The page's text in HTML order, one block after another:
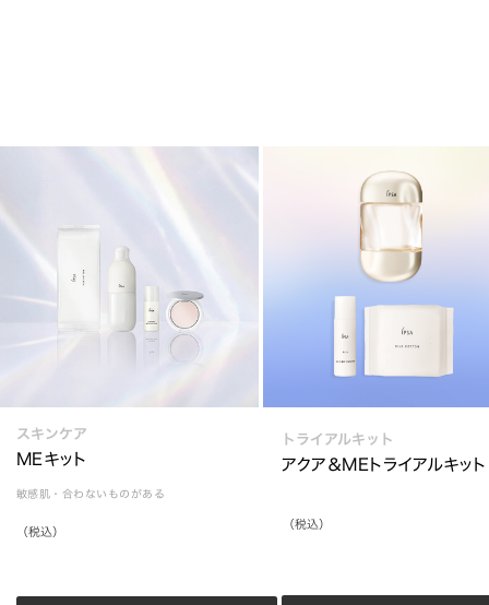
スキンケア
MEキット
敏感肌・合わないものがある
（税込）
トライアルキット
アクア＆MEトライアルキット
（税込）